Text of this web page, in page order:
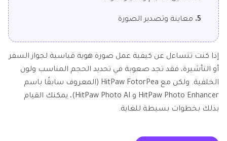
5. معاينة وتصدير الصورة
إذا كنت تتساءل عن كيفية عمل صورة هوية قياسية لجواز السفر
أو التأشيرة، فقد تجد صعوبة في تحديد الحجم المناسب ولون
الخلفية. ولكن مع HitPaw FotorPea (المعروف سابقًا باسم
HitPaw Photo Enhancer و HitPaw Photo AI)، يمكنك القيام
بذلك بخطوات بسيطة للغاية.